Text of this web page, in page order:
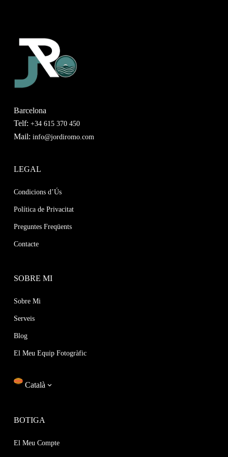
Barcelona
Telf: +34 615 370 450
Mail: info@jordiromo.com
LEGAL
Condicions d’Ús
Política de Privacitat
Preguntes Freqüents
Contacte
SOBRE MI
Sobre Mi
Serveis
Blog
El Meu Equip Fotogràfic
Català
BOTIGA
El Meu Compte